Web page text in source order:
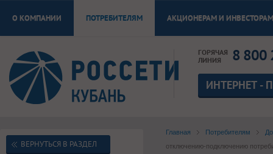
О КОМПАНИИ ПОТРЕБИТЕЛЯМ АКЦИОНЕРАМ И ИНВЕСТОРАМ
ГОРЯЧАЯ
ЛИНИЯ
8 800
ИНТЕРНЕТ -
Главная Потребителям
отключению-подключению
ВЕРНУТЬСЯ В РАЗДЕЛ